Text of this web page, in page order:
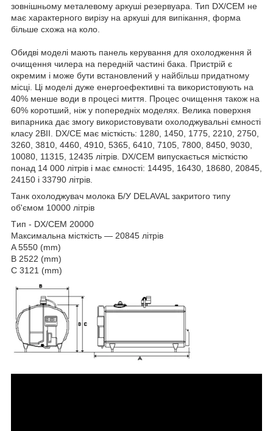
зовнішньому металевому аркуші резервуара. Тип DX/CEM не
має характерного вирізу на аркуші для випікання, форма
більше схожа на коло.
Обидві моделі мають панель керування для охолодження й
очищення чилера на передній частині бака. Пристрій є
окремим і може бути встановлений у найбільш придатному
місці. Ці моделі дуже енергоефективні та використовують на
40% менше води в процесі миття. Процес очищення також на
60% коротший, ніж у попередніх моделях. Велика поверхня
випарника дає змогу використовувати охолоджувальні ємності
класу 2BII. DX/CE має місткість: 1280, 1450, 1775, 2210, 2750,
3260, 3810, 4460, 4910, 5365, 6410, 7105, 7800, 8450, 9030,
10080, 11315, 12435 літрів. DX/CEM випускається місткістю
понад 14 000 літрів і має ємності: 14495, 16430, 18680, 20845,
24150 і 33790 літрів.
Танк охолоджувач молока Б/У DELAVAL закритого типу
об'ємом 10000 літрів
Tип - DX/CEM 20000
Максимальна місткість — 20845 літрів
A 5550 (mm)
B 2522 (mm)
C 3121 (mm)